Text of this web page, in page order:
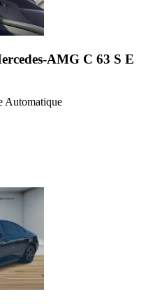
AMG C 63 S E
Automatique